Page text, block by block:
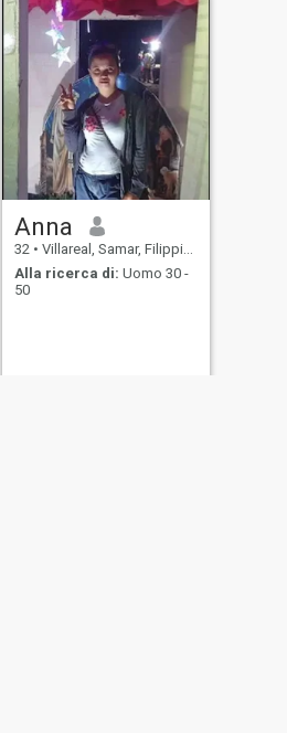
Anna
32 • Villareal, Samar, Filippine
Alla ricerca di: Uomo 30 -
50